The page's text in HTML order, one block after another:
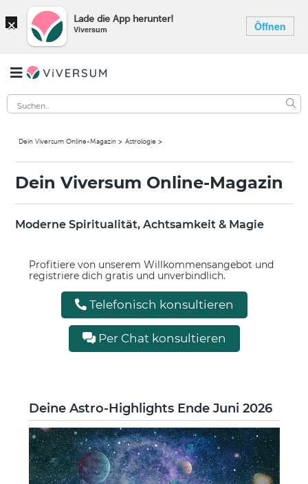
× Lade die App herunter!
Viversum Öffnen
Dein Viversum Online-Magazin Astrologie
Dein Viversum Online-Magazin
Moderne Spiritualität, Achtsamkeit & Magie
Profitiere von unserem Willkommensangebot und
registriere dich gratis und unverbindlich.
Telefonisch konsultieren
Per Chat konsultieren
Deine Astro-Highlights Ende Juni 2026